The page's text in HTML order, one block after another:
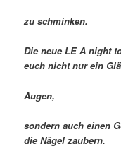
zu schminken.
Die neue LE A night
euch nicht nur ein
Augen,
sondern auch einen
die Nägel zaubern.